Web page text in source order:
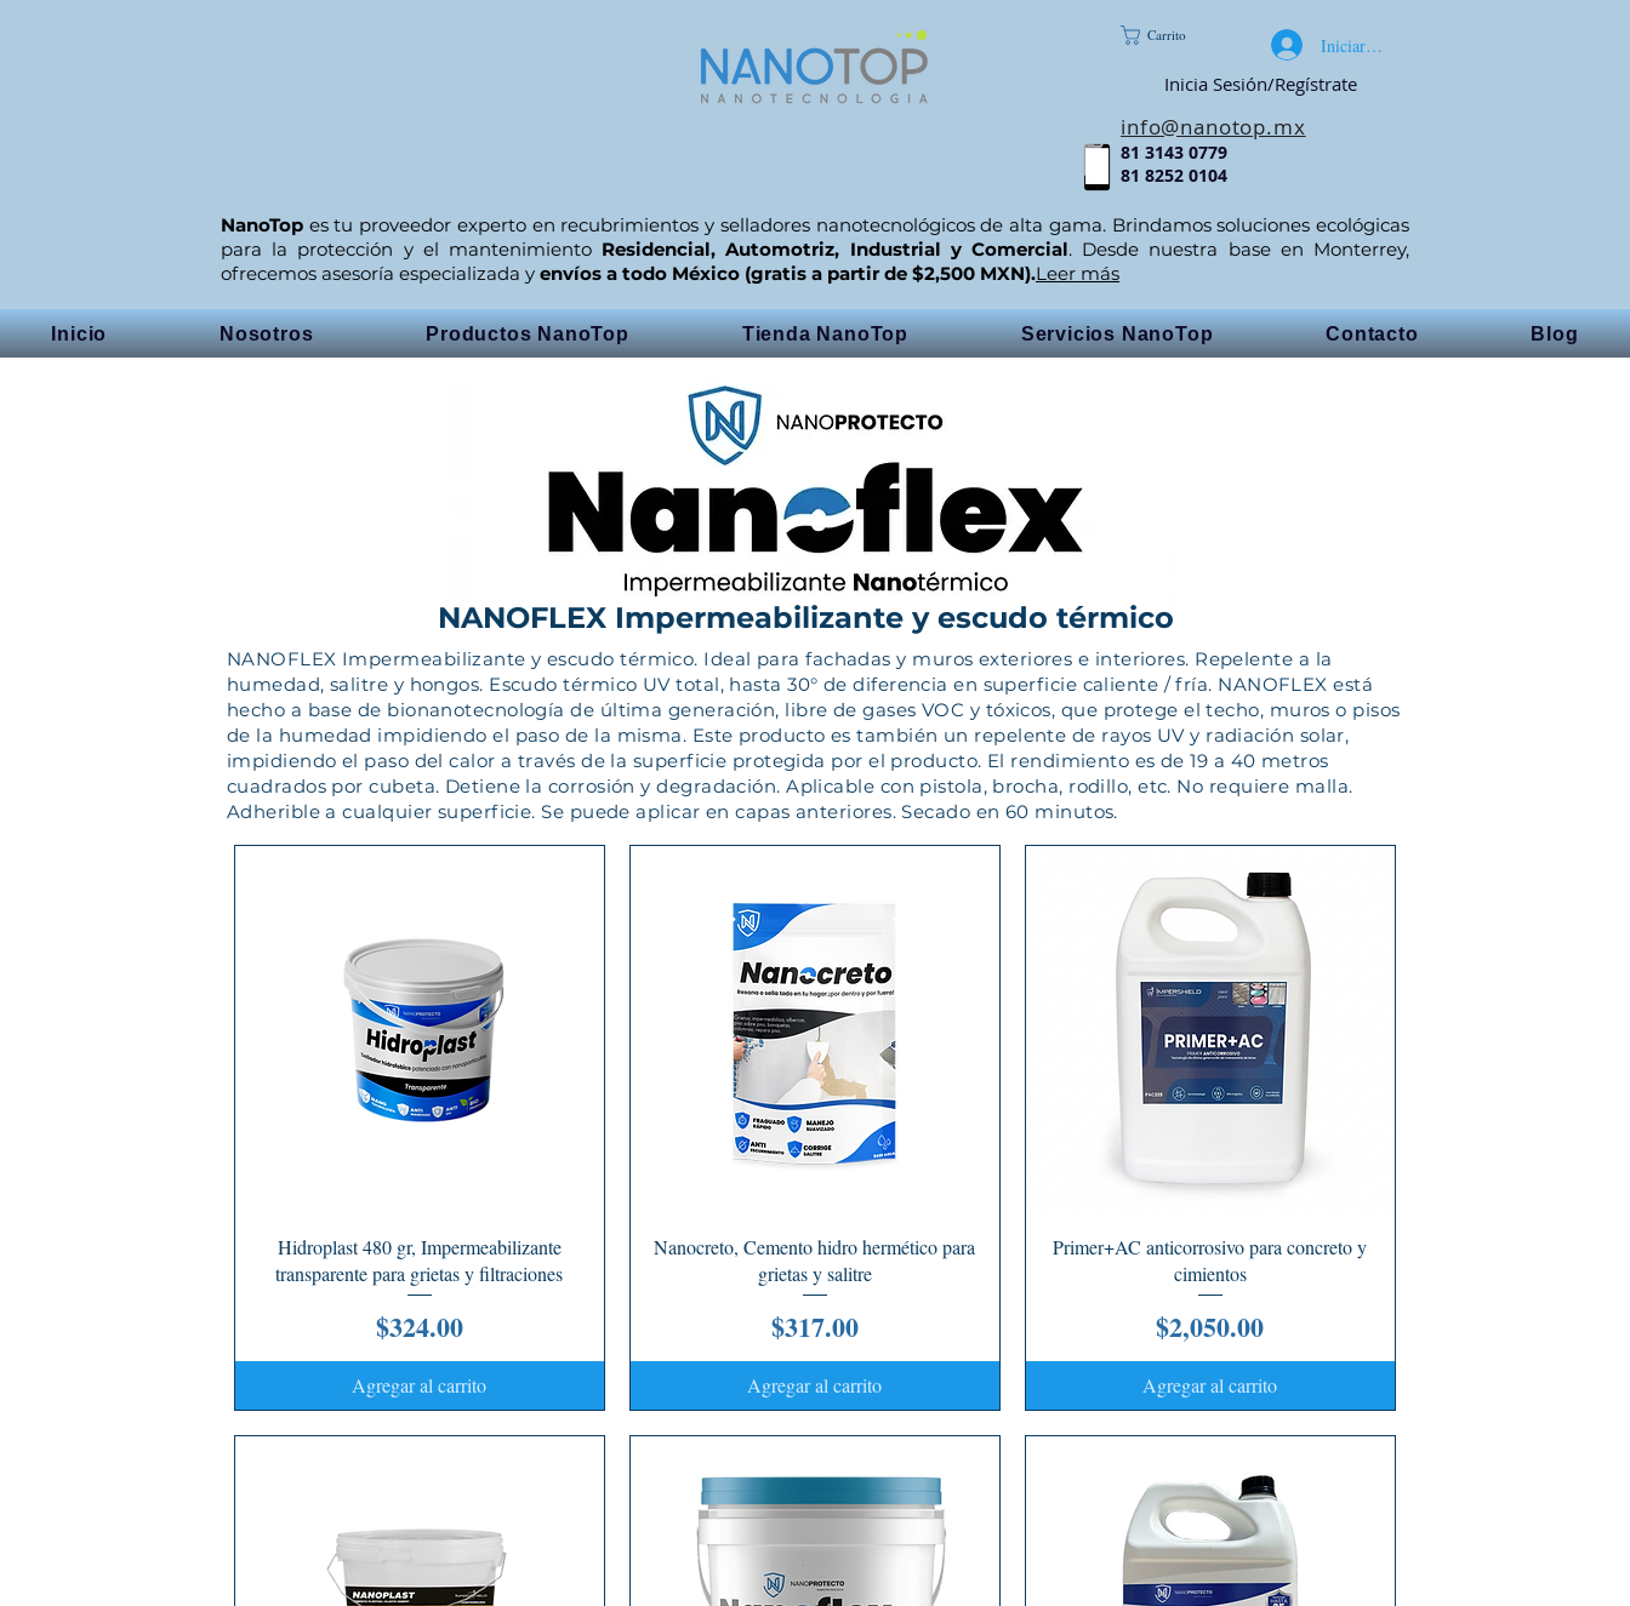
Carrito
Inicia Sesión/Regístrate
Iniciar sesión
info@nanotop.mx
81 3143 0779
81 8252 0104
NanoTop es tu proveedor experto en recubrimientos y selladores nanotecnológicos de alta gama. Brindamos soluciones ecológicas
para la protección y el mantenimiento Residencial, Automotriz, Industrial y Comercial. Desde nuestra base en Monterrey,
ofrecemos asesoría especializada y envíos a todo México (gratis a partir de $2,500 MXN).Leer más
Inicio Nosotros Productos NanoTop Tienda NanoTop Servicios NanoTop Contacto Blog
NANOFLEX Impermeabilizante y escudo térmico
NANOFLEX Impermeabilizante y escudo térmico. Ideal para fachadas y muros exteriores e interiores. Repelente a la
humedad, salitre y hongos. Escudo térmico UV total, hasta 30° de diferencia en superficie caliente / fría. NANOFLEX está
hecho a base de bionanotecnología de última generación, libre de gases VOC y tóxicos, que protege el techo, muros o pisos
de la humedad impidiendo el paso de la misma. Este producto es también un repelente de rayos UV y radiación solar,
impidiendo el paso del calor a través de la superficie protegida por el producto. El rendimiento es de 19 a 40 metros
cuadrados por cubeta. Detiene la corrosión y degradación. Aplicable con pistola, brocha, rodillo, etc. No requiere malla.
Adherible a cualquier superficie. Se puede aplicar en capas anteriores. Secado en 60 minutos.
Vista rápida
Hidroplast 480 gr, Impermeabilizante
transparente para grietas y filtraciones
Precio
$324.00
Agregar al carrito
Vista rápida
Nanocreto, Cemento hidro hermético para
grietas y salitre
Precio
$317.00
Agregar al carrito
Vista rápida
Primer+AC anticorrosivo para concreto y
cimientos
Precio
$2,050.00
Agregar al carrito